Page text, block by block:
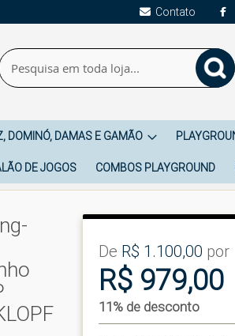
Contato
DOMINÓ, DAMAS E GAMÃO
DE JOGOS COMBOS PLAYGROUND
De R$ 1.100,00 por
R$ 979,00
11% de desconto